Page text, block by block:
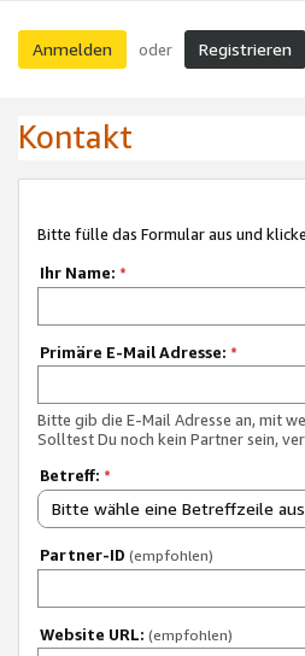
Anmelden oder Registrieren
Kontakt
Bitte fülle das Formular aus und
Ihr Name: *
Primäre E-Mail Adresse: *
Bitte gib die E-Mail Adresse an, mit
Solltest Du noch kein Partner sein,
Betreff: *
Bitte wähle eine Betreffzeile
Partner-ID (empfohlen)
Website URL: (empfohlen)